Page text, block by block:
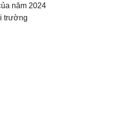
năm 2024
trường